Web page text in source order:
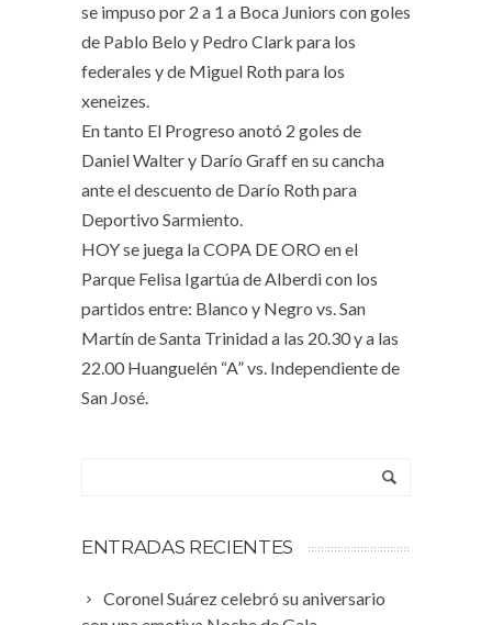
se impuso por 2 a 1 a Boca Juniors con goles
de Pablo Belo y Pedro Clark para los
federales y de Miguel Roth para los
xeneizes.
En tanto El Progreso anotó 2 goles de
Daniel Walter y Darío Graff en su cancha
ante el descuento de Darío Roth para
Deportivo Sarmiento.
HOY se juega la COPA DE ORO en el
Parque Felisa Igartúa de Alberdi con los
partidos entre: Blanco y Negro vs. San
Martín de Santa Trinidad a las 20.30 y a las
22.00 Huanguelén “A” vs. Independiente de
San José.
ENTRADAS RECIENTES
Coronel Suárez celebró su aniversario